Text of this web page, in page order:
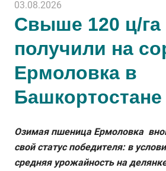
03.08.2026
Свыше 120 ц/га
получили на
Ермоловка в
Башкортостане
Озимая пшеница Ермоловка
свой статус победителя: в
средняя урожайность на